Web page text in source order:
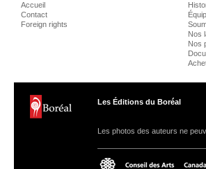
Accueil
Contact
Foreign rights
Nos
Nos
Les Éditions du Boréal
Les photos des auteurs ne